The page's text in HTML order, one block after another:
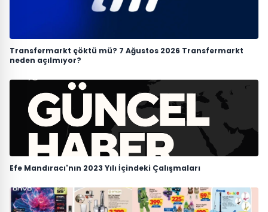
Transfermarkt çöktü mü? 7 Ağustos 2026 Transfermarkt
neden açılmıyor?
Efe Mandıracı'nın 2023 Yılı İçindeki Çalışmaları